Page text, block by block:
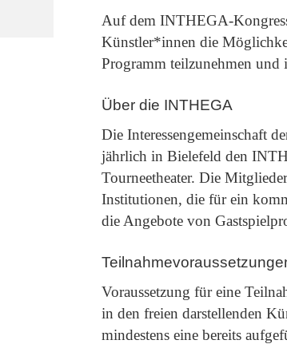
Auf dem INTHEGA-
Künstler*innen die
Programm teilzunehmen und
Über die INTHEGA
Die Interessengemeinschaft
jährlich in Bielefeld den
Tourneetheater. Die
Institutionen, die für ein
die Angebote von
Voraussetzung für eine
in den freien darstellenden
mindestens eine bereits